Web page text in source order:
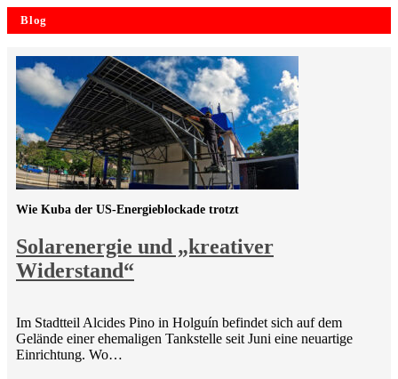
Blog
Solarenergie und „kreativer
Widerstand“
Wie Kuba der US-Energieblockade trotzt
Im Stadtteil Alcides Pino in Holguín befindet sich auf dem
Gelände einer ehemaligen Tankstelle seit Juni eine neuartige
Einrichtung. Wo…